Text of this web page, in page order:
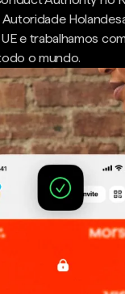
e trabalhamos
o mundo.